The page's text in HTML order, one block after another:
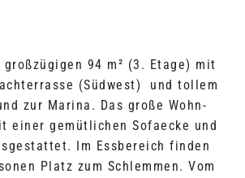
94 m² (3. Etage) mit
(Südwest) und tollem
zur Marina. Das große Wohn-
einer gemütlichen Sofaecke und
Im Essbereich finden
Platz zum Schlemmen. Vom